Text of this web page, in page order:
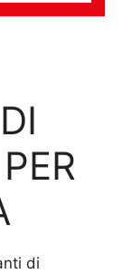
di